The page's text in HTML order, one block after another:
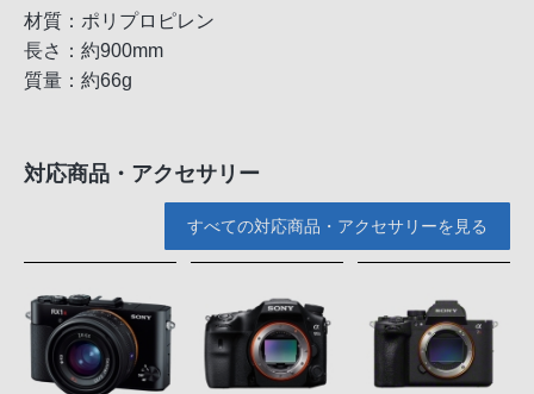
材質：ポリプロピレン
長さ：約900mm
質量：約66g
対応商品・アクセサリー
すべての対応商品・アクセサリーを見る